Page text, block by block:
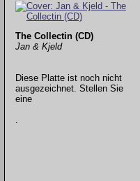
The Collectin (CD)
Jan & Kjeld
Diese Platte ist noch nicht
ausgezeichnet. Stellen Sie
eine